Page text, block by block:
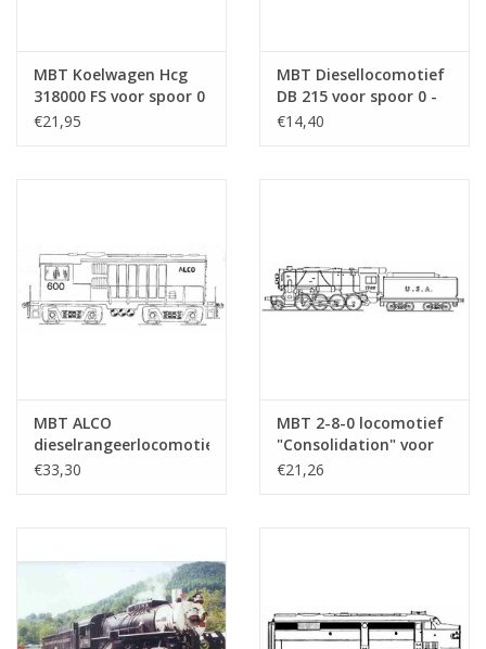
MBT Koelwagen Hcg
318000 FS voor spoor 0
- Bouwtekening Schaal
€21,95
MBT Diesellocomotief
DB 215 voor spoor 0 -
Bouwtekening Schaal 1
€14,40
MBT ALCO
dieselrangeerlocomotief
voor spoor 0 -
€33,30
MBT 2-8-0 locomotief
"Consolidation" voor
spoor H0
€21,26